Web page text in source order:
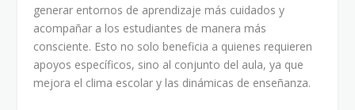
generar entornos de aprendizaje más cuidados y
acompañar a los estudiantes de manera más
consciente. Esto no solo beneficia a quienes requieren
apoyos específicos, sino al conjunto del aula, ya que
mejora el clima escolar y las dinámicas de enseñanza.